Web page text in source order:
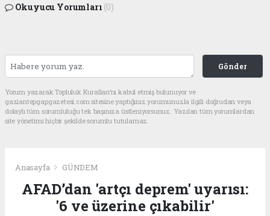
Okuyucu Yorumları (0)
Gönder
Yorum yazarak Topluluk Kuralları’nı kabul etmiş bulunuyor ve
gaziantepgapgazetesi.com sitesine yaptığınız yorumunuzla ilgili doğrudan veya
dolaylı tüm sorumluluğu tek başınıza üstleniyorsunuz. Yazılan tüm yorumlardan
site yönetimi hiçbir şekilde sorumlu tutulamaz.
Anasayfa GÜNDEM
AFAD’dan 'artçı deprem' uyarısı:
'6 ve üzerine çıkabilir'